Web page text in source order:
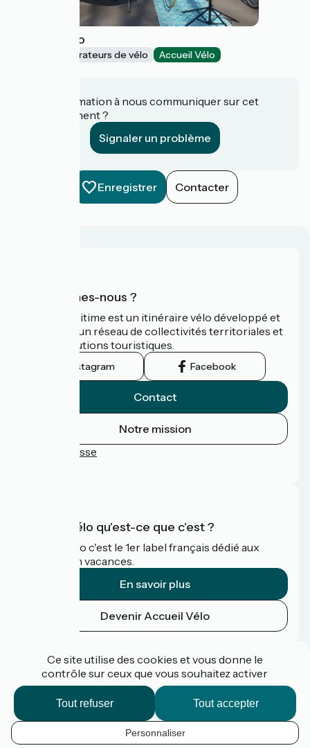
FR
Recycle vélo
Loueurs/réparateurs de vélo Accueil Vélo
Une information à nous communiquer sur cet
établissement ?
Signaler un problème
Enregistrer Contacter
Qui sommes-nous ?
La Vélomaritime est un itinéraire vélo développé et
promu par un réseau de collectivités territoriales et
leurs institutions touristiques.
Instagram Facebook
Contact
Notre mission
Espace Presse
Accueil Vélo qu'est-ce que c'est ?
Accueil Vélo c'est le 1er label français dédié aux
cyclistes en vacances.
En savoir plus
Devenir Accueil Vélo
Espace pro / presse
FAQ
Plan du site
Ce site utilise des cookies et vous donne le
contrôle sur ceux que vous souhaitez activer
Tout accepter
Tout refuser
Personnaliser